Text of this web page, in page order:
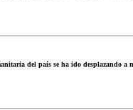
del país se ha ido desplazando a